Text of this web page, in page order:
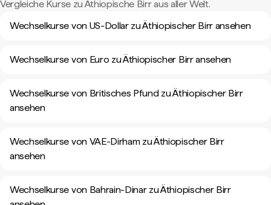
Vergleiche Kurse zu Äthiopische Birr aus aller Welt.
Wechselkurse von US-Dollar zu Äthiopischer Birr ansehen
Wechselkurse von Euro zu Äthiopischer Birr ansehen
Wechselkurse von Britisches Pfund zu Äthiopischer Birr
ansehen
Wechselkurse von VAE-Dirham zu Äthiopischer Birr
ansehen
Wechselkurse von Bahrain-Dinar zu Äthiopischer Birr